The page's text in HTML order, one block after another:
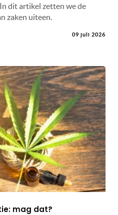
dit artikel zetten we de
zaken uiteen.
09 juli 2026
mag dat?